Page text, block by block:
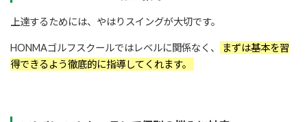
上達するためには、やはりスイングが大切です。
HONMAゴルフスクールではレベルに関係なく、
まずは基本を習
得できるよう徹底的に指導してくれます。